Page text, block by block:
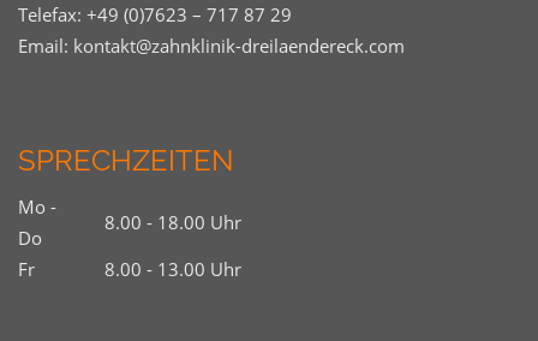
Telefax: +49 (0)7623 – 717 87 29
Email: kontakt@zahnklinik-dreilaendereck.com
SPRECHZEITEN
Mo -
Do
8.00 - 18.00 Uhr
Fr
8.00 - 13.00 Uhr